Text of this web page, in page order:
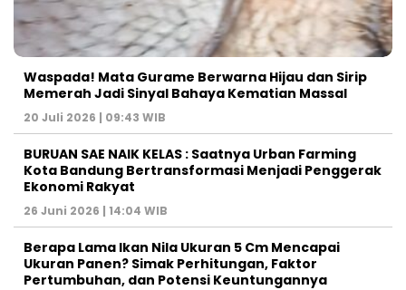
Waspada! Mata Gurame Berwarna Hijau dan Sirip
Memerah Jadi Sinyal Bahaya Kematian Massal
20 Juli 2026 | 09:43 WIB
BURUAN SAE NAIK KELAS : Saatnya Urban Farming
Kota Bandung Bertransformasi Menjadi Penggerak
Ekonomi Rakyat
26 Juni 2026 | 14:04 WIB
Berapa Lama Ikan Nila Ukuran 5 Cm Mencapai
Ukuran Panen? Simak Perhitungan, Faktor
Pertumbuhan, dan Potensi Keuntungannya